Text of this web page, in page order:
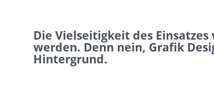
Die Vielseitigkeit des Einsatzes
werden. Denn nein, Grafik
Hintergrund.